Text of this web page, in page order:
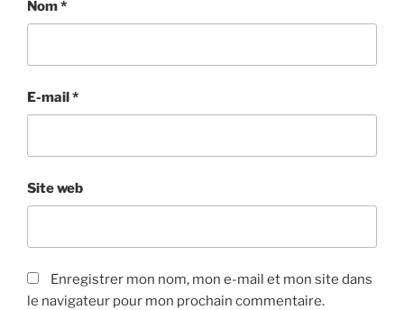
Nom*
E-mail*
Site web
Enregistrer mon nom, mon e-mail et mon site dans
le navigateur pour mon prochain commentaire.